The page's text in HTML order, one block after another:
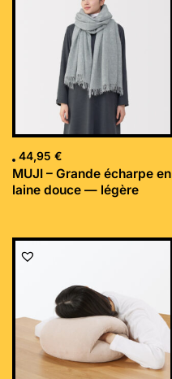
44,95 €
MUJI – Grande écharpe en
laine douce — légère